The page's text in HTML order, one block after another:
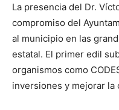
La presencia del Dr.
compromiso del
al municipio en las
estatal. El primer edil
organismos como
inversiones y mejorar la